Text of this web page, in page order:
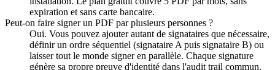
expiration et sans carte bancaire.
Peut-on faire signer un PDF par plusieurs personnes ?
Oui. Vous pouvez ajouter autant de signataires que nécessaire,
définir un ordre séquentiel (signataire A puis signataire B) ou
laisser tout le monde signer en parallèle. Chaque signature
génère sa propre preuve d'identité dans l'audit trail commun.